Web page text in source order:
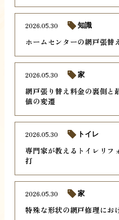
ホームセンターの網戸張替
2026.05.30 知識
網戸張り替え料金の裏側と
値の変遷
2026.05.30 家
専門家が教えるトイレリフ
打
2026.05.30 トイレ
特殊な形状の網戸修理にお
2026.05.30 家